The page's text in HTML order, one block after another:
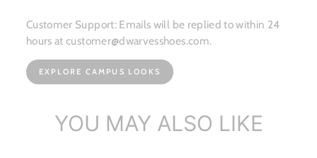
Customer Support: Emails will be replied to within 24
hours at customer@dwarvesshoes.com.
EXPLORE CAMPUS LOOKS
YOU MAY ALSO LIKE